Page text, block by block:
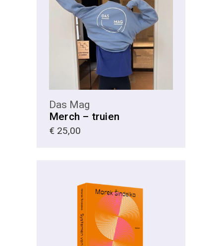
KIES
Das Mag
Merch – truien
€ 25,00
KIES